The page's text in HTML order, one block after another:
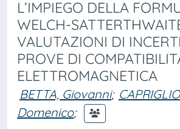
L’IMPIEGO DELLA
WELCH-
VALUTAZIONI DI
PROVE DI
ELETTROMAGNETICA
BETTA, Giovanni;
Domenico;